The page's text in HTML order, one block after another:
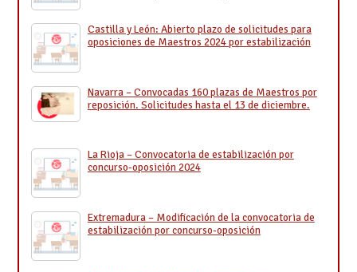
Castilla y León: Abierto plazo de solicitudes para
oposiciones de Maestros 2024 por estabilización
Navarra – Convocadas 160 plazas de Maestros por
reposición. Solicitudes hasta el 13 de diciembre.
La Rioja – Convocatoria de estabilización por
concurso-oposición 2024
Extremadura – Modificación de la convocatoria de
estabilización por concurso-oposición